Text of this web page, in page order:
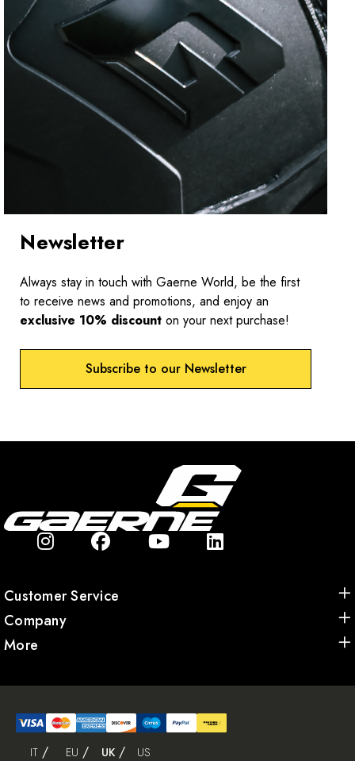
Newsletter
Always stay in touch with Gaerne World, be the first
to receive news and promotions, and enjoy an
exclusive 10% discount on your next purchase!
Subscribe to our Newsletter
Customer Service
Company
More
IT EU UK US